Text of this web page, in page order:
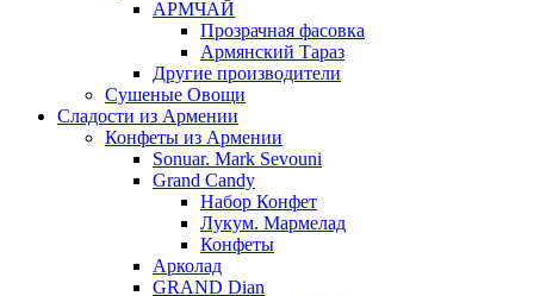
АРМЧАЙ
Прозрачная фасовка
Армянский Тараз
Другие производители
Сушеные Овощи
Сладости из Армении
Конфеты из Армении
Sonuar. Mark Sevouni
Grand Candy
Набор Конфет
Лукум. Мармелад
Конфеты
Арколад
GRAND Dian